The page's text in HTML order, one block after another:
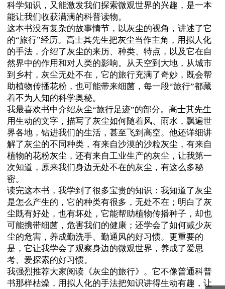
科学知识，又能激发我们探索微观世界的兴趣，是一本
能让我们收获满满的科普读物。
这本书没有复杂的故事情节，以灰尘的视角，讲述了它
的“旅行”经历。高士其先生把灰尘当作主角，用拟人化
的手法，介绍了灰尘的来历、种类、特点，以及它在自
然界中的作用和对人类的影响。从天空到大地，从城市
到乡村，灰尘无处不在，它的旅行充满了奇妙，既会帮
助植物传播花粉，也可能带来细菌，每一段“旅行”都藏
着不为人知的科学奥秘。
我最喜欢书中介绍灰尘“旅行足迹”的部分。高士其先生
用生动的文字，描写了灰尘如何随着风、雨水，飘遍世
界各地，钻进我们的生活，甚至飞到高空。他还详细讲
解了灰尘的不同种类，有来自沙漠的沙粒灰尘，有来自
植物的花粉灰尘，还有来自工业生产的灰尘，让我第一
次知道，原来我们身边无处不在的灰尘，有这么多秘
密。
读完这本书，我学到了很多宝贵的知识：我知道了灰尘
是怎么产生的，它的种类有很多，无处不在；明白了灰
尘既有好处，也有坏处，它能帮助植物传播种子，却也
可能携带细菌，危害我们的健康；还学会了如何减少灰
尘的危害，养成勤洗手、勤通风的好习惯。更重要的
是，它让我学会了观察身边的微观世界，养成了爱思
考、爱探索的好习惯。
我强烈推荐大家阅读《灰尘的旅行》。它不像普通科普
书那样枯燥，用拟人化的手法把知识讲得生动有趣，让